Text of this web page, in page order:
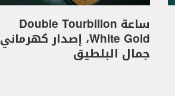
ساعة Double Tourbillon
White Gold، إصدار كهرماني
جمال البلطيق